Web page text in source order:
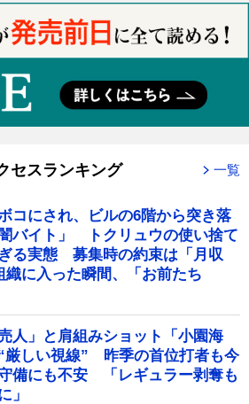
セスランキング 一覧
コにされ、ビルの6階から突き落
バイト」 トクリュウの使い捨て
る実態 募集時の約束は「月収
織に入った瞬間、「お前たち
人」と肩組みショット「小園海
厳しい視線” 昨季の首位打者も今
備にも不安 「レギュラー剥奪も
」